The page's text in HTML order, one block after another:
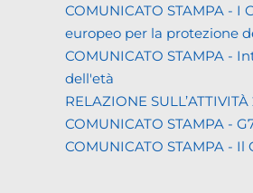
COMUNICATO STAMPA -
europeo per la protezione
COMUNICATO STAMPA -
dell'età
RELAZIONE
COMUNICATO STAMPA -
COMUNICATO STAMPA -